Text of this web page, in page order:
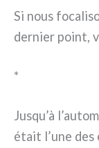
Si nous
der­nier point,
*
Jusqu’à
était l’une